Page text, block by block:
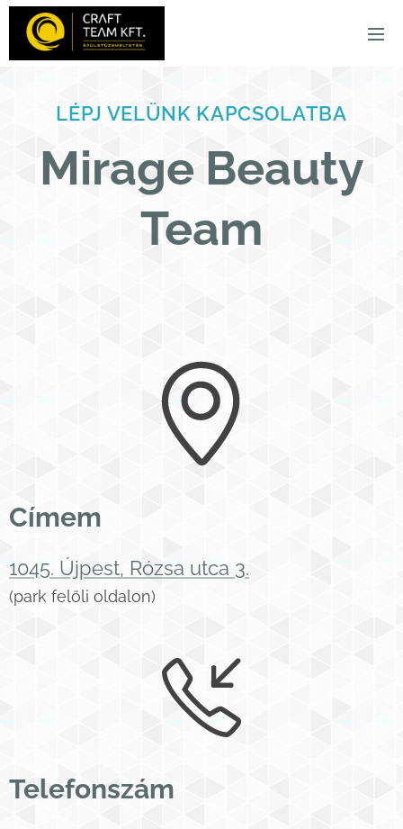
LÉPJ VELÜNK KAPCSOLATBA
Mirage Beauty
Team
Címem
1045. Újpest, Rózsa utca 3.
(park felőli oldalon)
Telefonszám